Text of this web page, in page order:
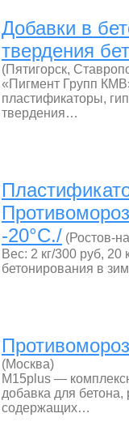
Добавки в
твердения
(Пятигорск,
«Пигмент Групп
пластификаторы,
твердения…
-20°С./ (Ростов-
Вес: 2 кг/300 руб,
бетонирования в
(Москва)
M15plus —
добавка для бетона,
содержащих…